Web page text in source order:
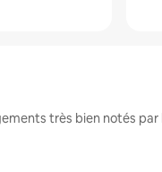
très bien notés par